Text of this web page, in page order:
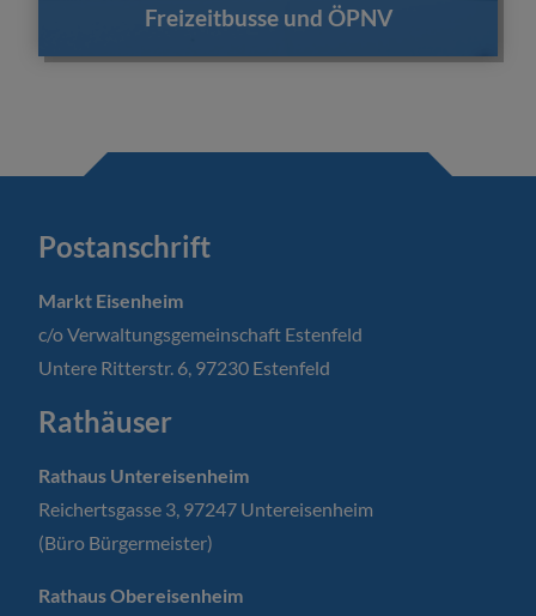
Freizeitbusse und ÖPNV
Postanschrift
Markt Eisenheim
c/o Verwaltungsgemeinschaft Estenfeld
Untere Ritterstr. 6, 97230 Estenfeld
Rathäuser
Rathaus Untereisenheim
Reichertsgasse 3, 97247 Untereisenheim
(Büro Bürgermeister)
Rathaus Obereisenheim